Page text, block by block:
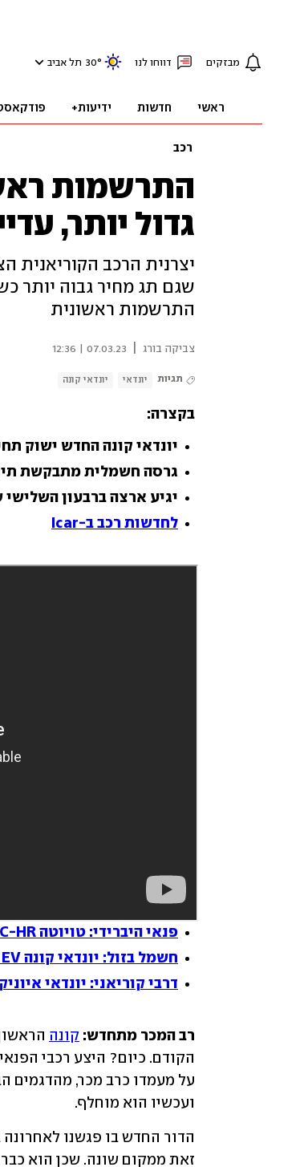
מבזקים דווחו לנו 30° תל אביב
ראשי חדשות ידיעות+
רכב
התרשמות
גדול יותר,
יצרנית הרכב הקוריאנית
שגם תג מחיר גבוה יותר
התרשמות ראשונית
צביקה בורג 07.03.23 | 12:36
תגיות יונדאי יונדאי קונה
בקצרה:
יונדאי קונה החדש ישוק
גרסה חשמלית מתבקשת תיוצר
יגיע ארצה ברבעון
לחדשות רכב ב-Icar
פנאי היברידי: טויוטה C-HR מול יונדאי קונה ורנו ארקנה
חשמל בזול: יונדאי קונה EV מול MG ZS EV
דרבי קוריאני: יונדאי איוניק 5 מול קיה EV6
רב המכר מתחדש: קונה
ועכשיו הוא מוחלף.